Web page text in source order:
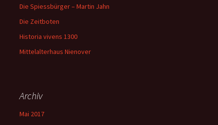
Die Spiessbürger – Martin Jahn
Die Zeitboten
Historia vivens 1300
Mittelalterhaus Nienover
Archiv
Mai 2017